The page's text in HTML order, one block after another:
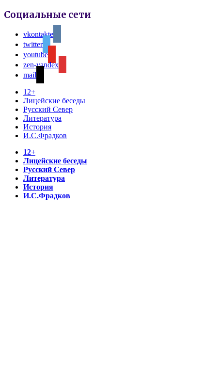
Социальные сети
vkontakte
twitter
youtube
zen-yandex
mail
12+
Лицейские беседы
Русский Север
Литература
История
И.С.Фрадков
12+
Лицейские беседы
Русский Север
Литература
История
И.С.Фрадков